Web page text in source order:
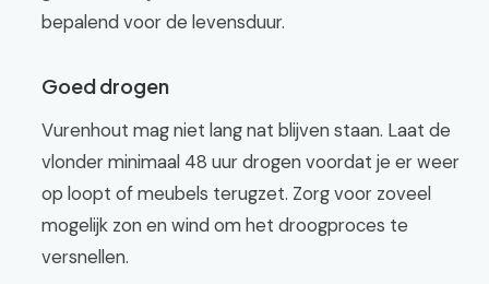
bepalend voor de levensduur.
Goed drogen
Vurenhout mag niet lang nat blijven staan. Laat de
vlonder minimaal 48 uur drogen voordat je er weer
op loopt of meubels terugzet. Zorg voor zoveel
mogelijk zon en wind om het droogproces te
versnellen.